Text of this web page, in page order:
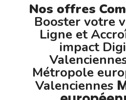
Nos offres
Booster votre
Ligne et
impact
Métropole
Valenciennes